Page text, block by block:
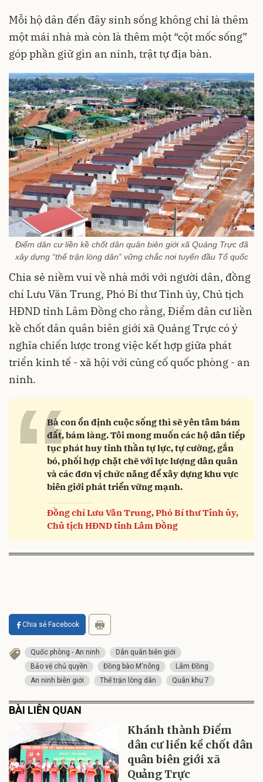
Mỗi hộ dân đến đây sinh sống không chỉ là thêm
một mái nhà mà còn là thêm một “cột mốc sống”
góp phần giữ gìn an ninh, trật tự địa bàn.
Điểm dân cư liền kề chốt dân quân biên giới xã Quảng Trực đã
xây dựng “thế trận lòng dân” vững chắc nơi tuyến đầu Tổ quốc
Chia sẻ niềm vui về nhà mới với người dân, đồng
chí Lưu Văn Trung, Phó Bí thư Tỉnh ủy, Chủ tịch
HĐND tỉnh Lâm Đồng cho rằng, Điểm dân cư liền
kề chốt dân quân biên giới xã Quảng Trực có ý
nghĩa chiến lược trong việc kết hợp giữa phát
triển kinh tế - xã hội với củng cố quốc phòng - an
ninh.
“Bà con ổn định cuộc sống thì sẽ yên tâm bám
đất, bám làng. Tôi mong muốn các hộ dân tiếp
tục phát huy tinh thần tự lực, tự cường, gắn
bó, phối hợp chặt chẽ với lực lượng dân quân
và các đơn vị chức năng để xây dựng khu vực
biên giới phát triển vững mạnh.
Đồng chí Lưu Văn Trung, Phó Bí thư Tỉnh ủy,
Chủ tịch HĐND tỉnh Lâm Đồng
Chia sẻ Facebook
Quốc phòng - An ninh
Dân quân biên giới
Bảo vệ chủ quyền
Đồng bào M'nông
Lâm Đồng
An ninh biên giới
Thế trận lòng dân Quân khu 7
BÀI LIÊN QUAN
Khánh thành Điểm
dân cư liền kề chốt dân
quân biên giới xã
Quảng Trực